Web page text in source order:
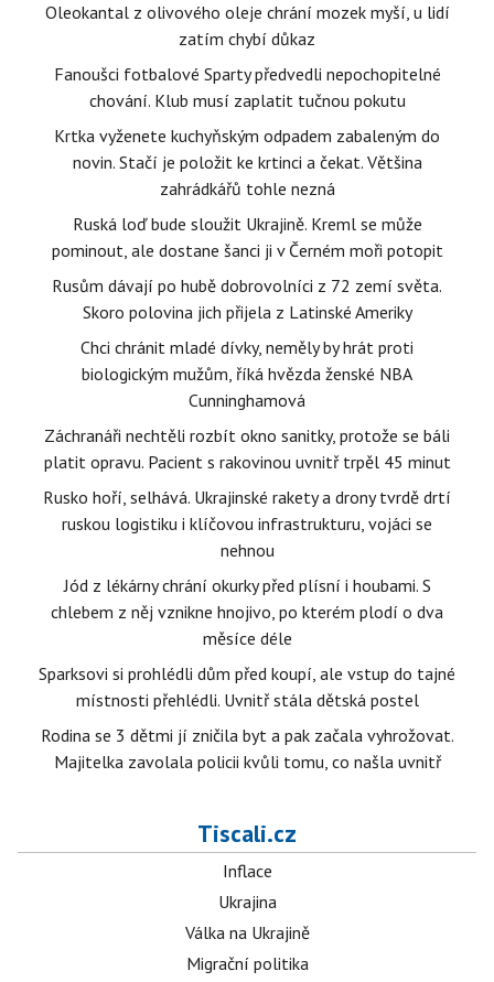
Oleokantal z olivového oleje chrání mozek myší, u lidí
zatím chybí důkaz
Fanoušci fotbalové Sparty předvedli nepochopitelné
chování. Klub musí zaplatit tučnou pokutu
Krtka vyženete kuchyňským odpadem zabaleným do
novin. Stačí je položit ke krtinci a čekat. Většina
zahrádkářů tohle nezná
Ruská loď bude sloužit Ukrajině. Kreml se může
pominout, ale dostane šanci ji v Černém moři potopit
Rusům dávají po hubě dobrovolníci z 72 zemí světa.
Skoro polovina jich přijela z Latinské Ameriky
Chci chránit mladé dívky, neměly by hrát proti
biologickým mužům, říká hvězda ženské NBA
Cunninghamová
Záchranáři nechtěli rozbít okno sanitky, protože se báli
platit opravu. Pacient s rakovinou uvnitř trpěl 45 minut
Rusko hoří, selhává. Ukrajinské rakety a drony tvrdě drtí
ruskou logistiku i klíčovou infrastrukturu, vojáci se
nehnou
Jód z lékárny chrání okurky před plísní i houbami. S
chlebem z něj vznikne hnojivo, po kterém plodí o dva
měsíce déle
Sparksovi si prohlédli dům před koupí, ale vstup do tajné
místnosti přehlédli. Uvnitř stála dětská postel
Rodina se 3 dětmi jí zničila byt a pak začala vyhrožovat.
Majitelka zavolala policii kvůli tomu, co našla uvnitř
Tiscali.cz
Inflace
Ukrajina
Válka na Ukrajině
Migrační politika